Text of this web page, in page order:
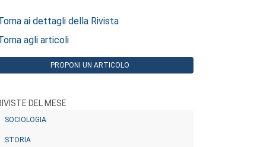
ai dettagli della Rivista
agli articoli
PROPONI UN ARTICOLO
DEL MESE
SOCIOLOGIA
STORIA